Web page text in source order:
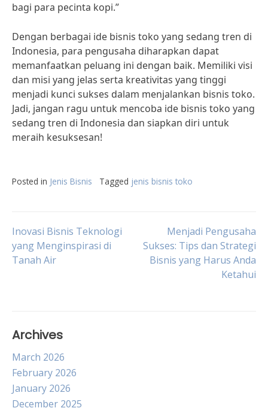
bagi para pecinta kopi.”
Dengan berbagai ide bisnis toko yang sedang tren di
Indonesia, para pengusaha diharapkan dapat
memanfaatkan peluang ini dengan baik. Memiliki visi
dan misi yang jelas serta kreativitas yang tinggi
menjadi kunci sukses dalam menjalankan bisnis toko.
Jadi, jangan ragu untuk mencoba ide bisnis toko yang
sedang tren di Indonesia dan siapkan diri untuk
meraih kesuksesan!
Posted in Jenis Bisnis Tagged jenis bisnis toko
Post
navigation
Inovasi Bisnis Teknologi
yang Menginspirasi di
Tanah Air
Menjadi Pengusaha
Sukses: Tips dan Strategi
Bisnis yang Harus Anda
Ketahui
Archives
March 2026
February 2026
January 2026
December 2025